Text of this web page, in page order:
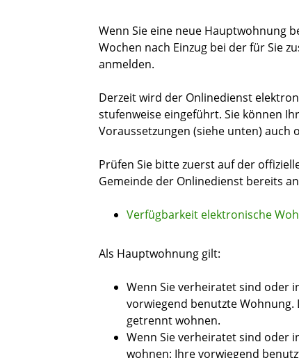
Wenn Sie eine neue Hauptwohnung
Wochen nach Einzug bei der für Sie
anmelden.
Derzeit wird der Onlinedienst
stufenweise eingeführt. Sie können
Voraussetzungen (siehe unten) auch
Prüfen Sie bitte zuerst auf der
Gemeinde der Onlinedienst bereits
Verfügbarkeit elektronische
Als Hauptwohnung gilt:
Wenn Sie verheiratet sind oder
vorwiegend benutzte
getrennt wohnen.
Wenn Sie verheiratet sind oder
wohnen: Ihre vorwiegend